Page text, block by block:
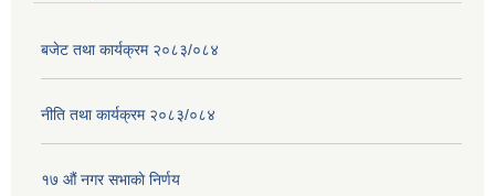
बजेट तथा कार्यक्रम २०८३/०८४
नीति तथा कार्यक्रम २०८३/०८४
१७ ‌‍औं नगर सभाकाे निर्णय